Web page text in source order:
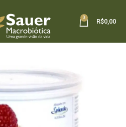
0
R$0,00